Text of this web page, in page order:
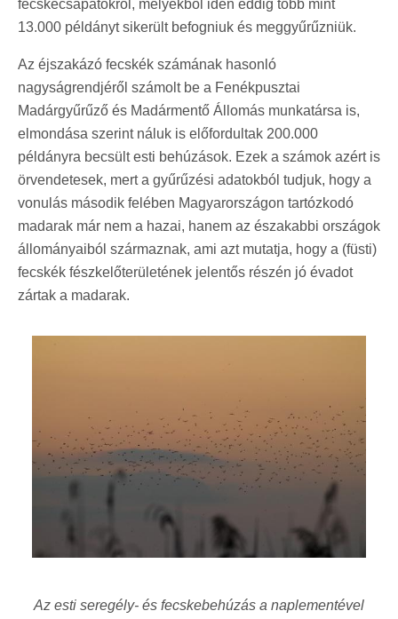
fecskecsapatokról, melyekből idén eddig több mint
13.000 példányt sikerült befogniuk és meggyűrűzniük.
Az éjszakázó fecskék számának hasonló
nagyságrendjéről számolt be a Fenékpusztai
Madárgyűrűző és Madármentő Állomás munkatársa is,
elmondása szerint náluk is előfordultak 200.000
példányra becsült esti behúzások. Ezek a számok azért is
örvendetesek, mert a gyűrűzési adatokból tudjuk, hogy a
vonulás második felében Magyarországon tartózkodó
madarak már nem a hazai, hanem az északabbi országok
állományaiból származnak, ami azt mutatja, hogy a (füsti)
fecskék fészkelőterületének jelentős részén jó évadot
zártak a madarak.
Az esti seregély- és fecskebehúzás a naplementével